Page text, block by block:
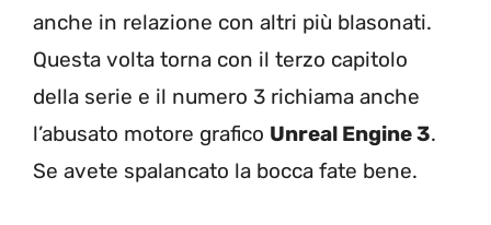
anche in relazione con altri più blasonati.
Questa volta torna con il terzo capitolo
della serie e il numero 3 richiama anche
l’abusato motore grafico Unreal Engine 3.
Se avete spalancato la bocca fate bene.